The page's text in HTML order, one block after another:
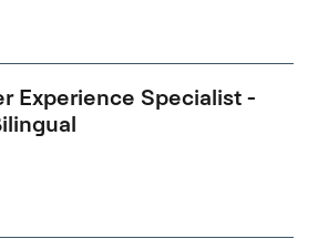
Experience Specialist -